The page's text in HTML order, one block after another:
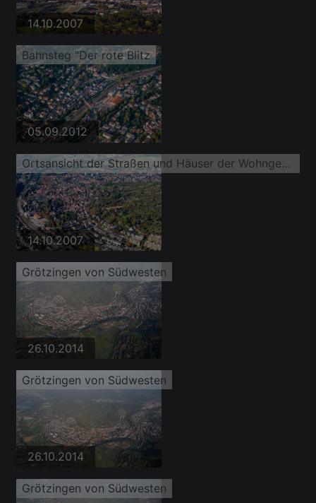
14.10.2007
Bahnsteg "Der rote Blitz
05.09.2012
Ortsansicht der Straßen und Häuser der Wohngebiete
14.10.2007
Grötzingen von Südwesten
26.10.2014
Grötzingen von Südwesten
26.10.2014
Grötzingen von Südwesten